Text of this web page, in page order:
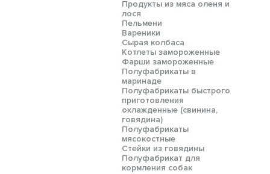
Продукты из мяса оленя и
лося
Пельмени
Вареники
Сырая колбаса
Котлеты замороженные
Фарши замороженные
Полуфабрикаты в
маринаде
Полуфабрикаты быстрого
приготовления
охлажденные (свинина,
говядина)
Полуфабрикаты
мясокостные
Стейки из говядины
Полуфабрикат для
кормления собак